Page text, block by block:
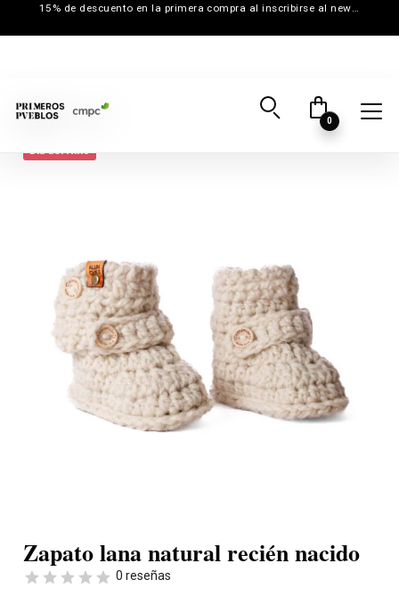
15% de descuento en la primera compra al inscribirse al newsletter
0
Día del Niño
Zapato lana natural recién nacido
0 reseñas